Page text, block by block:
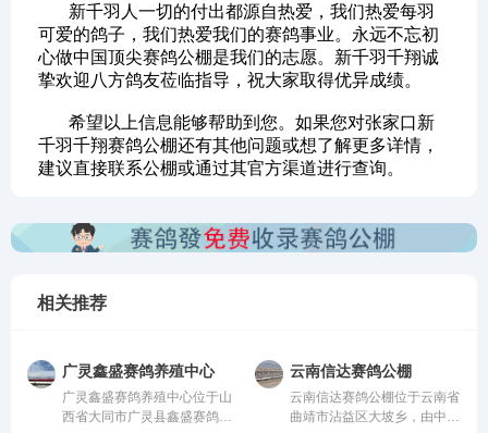
新千羽人一切的付出都源自热爱，我们热爱每羽
可爱的鸽子，我们热爱我们的赛鸽事业。永远不忘初
心做中国顶尖赛鸽公棚是我们的志愿。新千羽千翔诚
挚欢迎八方鸽友莅临指导，祝大家取得优异成绩。
希望以上信息能够帮助到您。如果您对张家口新
千羽千翔赛鸽公棚还有其他问题或想了解更多详情，
建议直接联系公棚或通过其官方渠道进行查询。
相关推荐
广灵鑫盛赛鸽养殖中心
广灵鑫盛赛鸽养殖中心位于山
西省大同市广灵县鑫盛赛鸽养
云南信达赛鸽公棚
云南信达赛鸽公棚位于云南省
曲靖市沾益区大坡乡，由中国